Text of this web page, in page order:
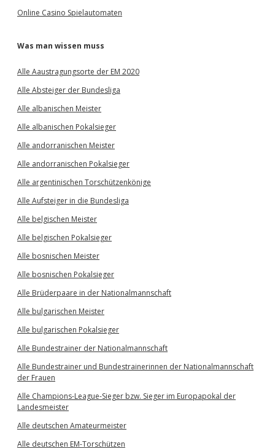
Online Casino Spielautomaten
Was man wissen muss
Alle Aaustragungsorte der EM 2020
Alle Absteiger der Bundesliga
Alle albanischen Meister
Alle albanischen Pokalsieger
Alle andorranischen Meister
Alle andorranischen Pokalsieger
Alle argentinischen Torschützenkönige
Alle Aufsteiger in die Bundesliga
Alle belgischen Meister
Alle belgischen Pokalsieger
Alle bosnischen Meister
Alle bosnischen Pokalsieger
Alle Brüderpaare in der Nationalmannschaft
Alle bulgarischen Meister
Alle bulgarischen Pokalsieger
Alle Bundestrainer der Nationalmannschaft
Alle Bundestrainer und Bundestrainerinnen der Nationalmannschaft
der Frauen
Alle Champions-League-Sieger bzw. Sieger im Europapokal der
Landesmeister
Alle deutschen Amateurmeister
Alle deutschen EM-Torschützen